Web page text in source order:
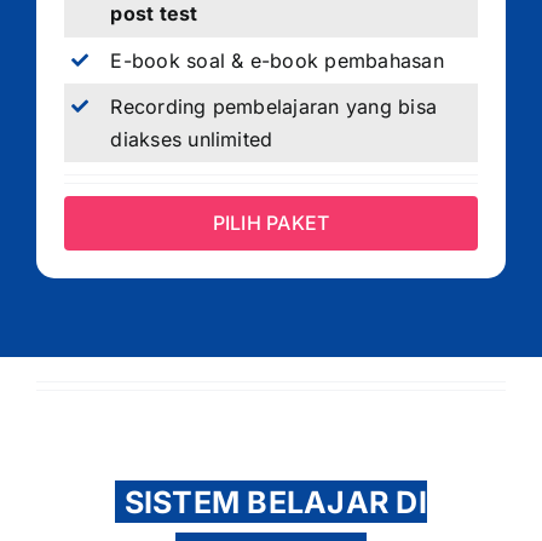
post test
E-book soal & e-book pembahasan
Recording pembelajaran yang bisa
diakses unlimited
PILIH PAKET
SISTEM BELAJAR DI